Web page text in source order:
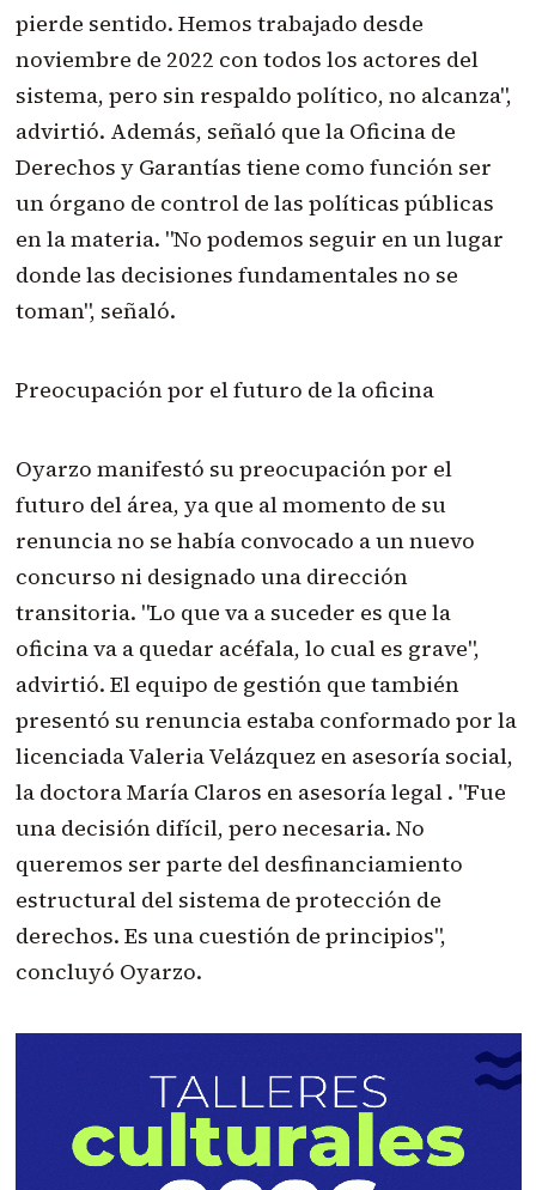
pierde sentido. Hemos trabajado desde
noviembre de 2022 con todos los actores del
sistema, pero sin respaldo político, no alcanza",
advirtió. Además, señaló que la Oficina de
Derechos y Garantías tiene como función ser
un órgano de control de las políticas públicas
en la materia. "No podemos seguir en un lugar
donde las decisiones fundamentales no se
toman", señaló.
Preocupación por el futuro de la oficina
Oyarzo manifestó su preocupación por el
futuro del área, ya que al momento de su
renuncia no se había convocado a un nuevo
concurso ni designado una dirección
transitoria. "Lo que va a suceder es que la
oficina va a quedar acéfala, lo cual es grave",
advirtió. El equipo de gestión que también
presentó su renuncia estaba conformado por la
licenciada Valeria Velázquez en asesoría social,
la doctora María Claros en asesoría legal . "Fue
una decisión difícil, pero necesaria. No
queremos ser parte del desfinanciamiento
estructural del sistema de protección de
derechos. Es una cuestión de principios",
concluyó Oyarzo.